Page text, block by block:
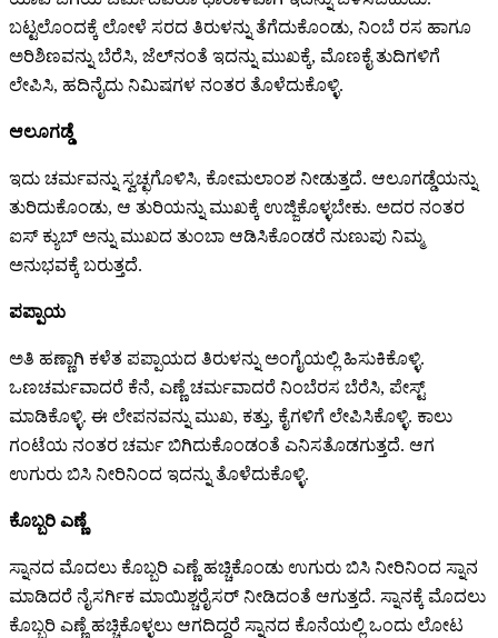
ಬಟ್ಟಲೊಂದಕ್ಕೆ ಲೋಳೆ ಸರದ ತಿರುಳನ್ನು ತೆಗೆದುಕೊಂಡು, ನಿಂಬೆ ರಸ ಹಾಗೂ
ಅರಿಶಿಣವನ್ನು ಬೆರೆಸಿ, ಜೆಲ್‌ನಂತೆ ಇದನ್ನು ಮುಖಕ್ಕೆ, ಮೊಣಕೈ ತುದಿಗಳಿಗೆ
ಲೇಪಿಸಿ, ಹದಿನೈದು ನಿಮಿಷಗಳ ನಂತರ ತೊಳೆದುಕೊಳ್ಳಿ.
ಆಲೂಗಡ್ಡೆ
ಇದು ಚರ್ಮವನ್ನು ಸ್ವಚ್ಛಗೊಳಿಸಿ, ಕೋಮಲಾಂಶ ನೀಡುತ್ತದೆ. ಆಲೂಗಡ್ಡೆಯನ್ನು
ತುರಿದುಕೊಂಡು, ಆ ತುರಿಯನ್ನು ಮುಖಕ್ಕೆ ಉಜ್ಜಿಕೊಳ್ಳಬೇಕು. ಅದರ ನಂತರ
ಐಸ್‌ ಕ್ಯುಬ್‌ ಅನ್ನು ಮುಖದ ತುಂಬಾ ಆಡಿಸಿಕೊಂಡರೆ ನುಣುಪು ನಿಮ್ಮ
ಅನುಭವಕ್ಕೆ ಬರುತ್ತದೆ.
ಪಪ್ಪಾಯ
ಅತಿ ಹಣ್ಣಾಗಿ ಕಳೆತ ಪಪ್ಪಾಯದ ತಿರುಳನ್ನು ಅಂಗೈಯಲ್ಲಿ ಹಿಸುಕಿಕೊಳ್ಳಿ.
ಒಣಚರ್ಮವಾದರೆ ಕೆನೆ, ಎಣ್ಣೆ ಚರ್ಮವಾದರೆ ನಿಂಬೆರಸ ಬೆರೆಸಿ, ಪೇಸ್ಟ್‌
ಮಾಡಿಕೊಳ್ಳಿ. ಈ ಲೇಪನವನ್ನು ಮುಖ, ಕತ್ತು, ಕೈಗಳಿಗೆ ಲೇಪಿಸಿಕೊಳ್ಳಿ. ಕಾಲು
ಗಂಟೆಯ ನಂತರ ಚರ್ಮ ಬಿಗಿದುಕೊಂಡಂತೆ ಎನಿಸತೊಡಗುತ್ತದೆ. ಆಗ
ಉಗುರು ಬಿಸಿ ನೀರಿನಿಂದ ಇದನ್ನು ತೊಳೆದುಕೊಳ್ಳಿ.
ಕೊಬ್ಬರಿ ಎಣ್ಣೆ
ಸ್ನಾನದ ಮೊದಲು ಕೊಬ್ಬರಿ ಎಣ್ಣೆ ಹಚ್ಚಿಕೊಂಡು ಉಗುರು ಬಿಸಿ ನೀರಿನಿಂದ ಸ್ನಾನ
ಮಾಡಿದರೆ ನೈಸರ್ಗಿಕ ಮಾಯಿಶ್ಚರೈಸರ್‌ ನೀಡಿದಂತೆ ಆಗುತ್ತದೆ. ಸ್ನಾನಕ್ಕೆ ಮೊದಲು
ಕೊಬ್ಬರಿ ಎಣ್ಣೆ ಹಚ್ಚಿಕೊಳ್ಳಲು ಆಗದಿದ್ದರೆ ಸ್ನಾನದ ಕೊನೆಯಲ್ಲಿ ಒಂದು ಲೋಟ